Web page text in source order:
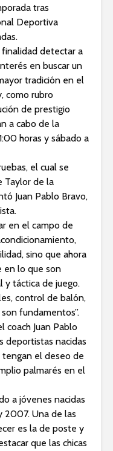
tras
Deportiva
finalidad detectar a
en buscar un
tradición en el
como rubro
de prestigio
a cabo de la
horas y sábado a
el cual se
Taylor de la
Juan Pablo Bravo,
en el campo de
sino que ahora
en lo que son
y táctica de juego.
control de balón,
fundamentos”.
coach Juan Pablo
deportistas nacidas
el deseo de
palmarés en el
a jóvenes nacidas
Una de las
es la de poste y
que las chicas